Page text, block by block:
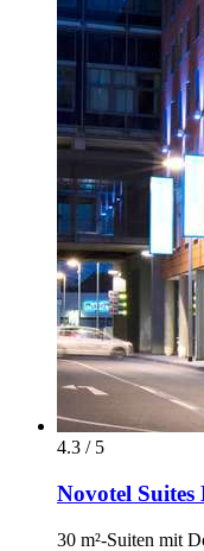
4.3 / 5
Novotel
30 m²-Suiten mit